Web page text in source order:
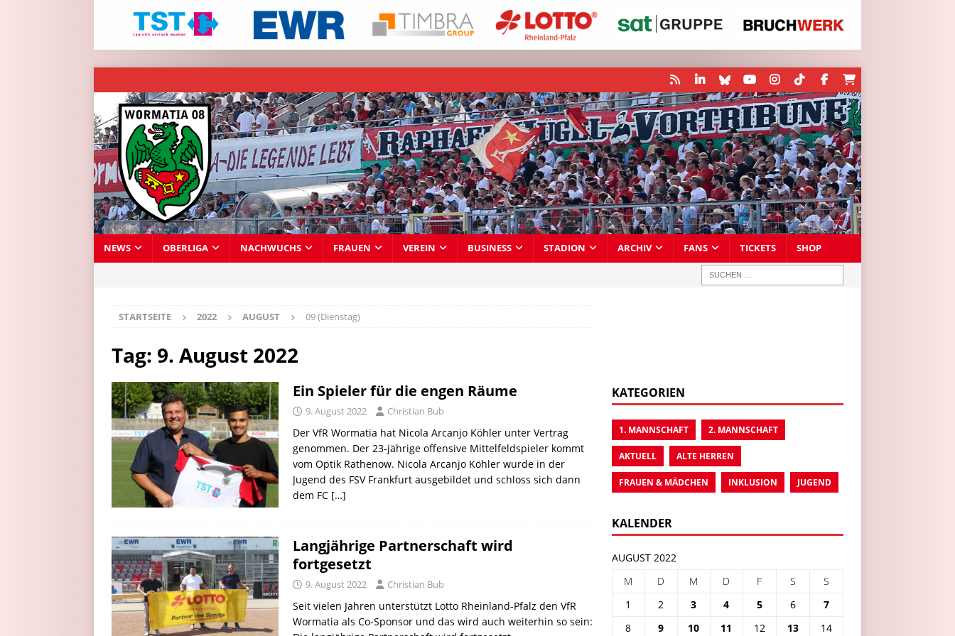
NEWS OBERLIGA NACHWUCHS FRAUEN VEREIN BUSINESS STADION ARCHIV FANS TICKETS SHOP
STARTSEITE 2022 AUGUST 09 (Dienstag)
Tag: 9. August 2022
Ein Spieler für die engen Räume
9. August 2022 Christian Bub
Der VfR Wormatia hat Nicola Arcanjo Köhler unter Vertrag
genommen. Der 23-jährige offensive Mittelfeldspieler kommt
vom Optik Rathenow. Nicola Arcanjo Köhler wurde in der
Jugend des FSV Frankfurt ausgebildet und schloss sich dann
dem FC […]
Langjährige Partnerschaft wird
fortgesetzt
9. August 2022 Christian Bub
Seit vielen Jahren unterstützt Lotto Rheinland-Pfalz den VfR
Wormatia als Co-Sponsor und das wird auch weiterhin so sein:
KATEGORIEN
1. MANNSCHAFT 2. MANNSCHAFT
AKTUELL ALTE HERREN
FRAUEN & MÄDCHEN INKLUSION JUGEND
KALENDER
AUGUST 2022
M
D M D F S
S
1
2 3 4 5 6
7
8
9 10 11 12 13 14